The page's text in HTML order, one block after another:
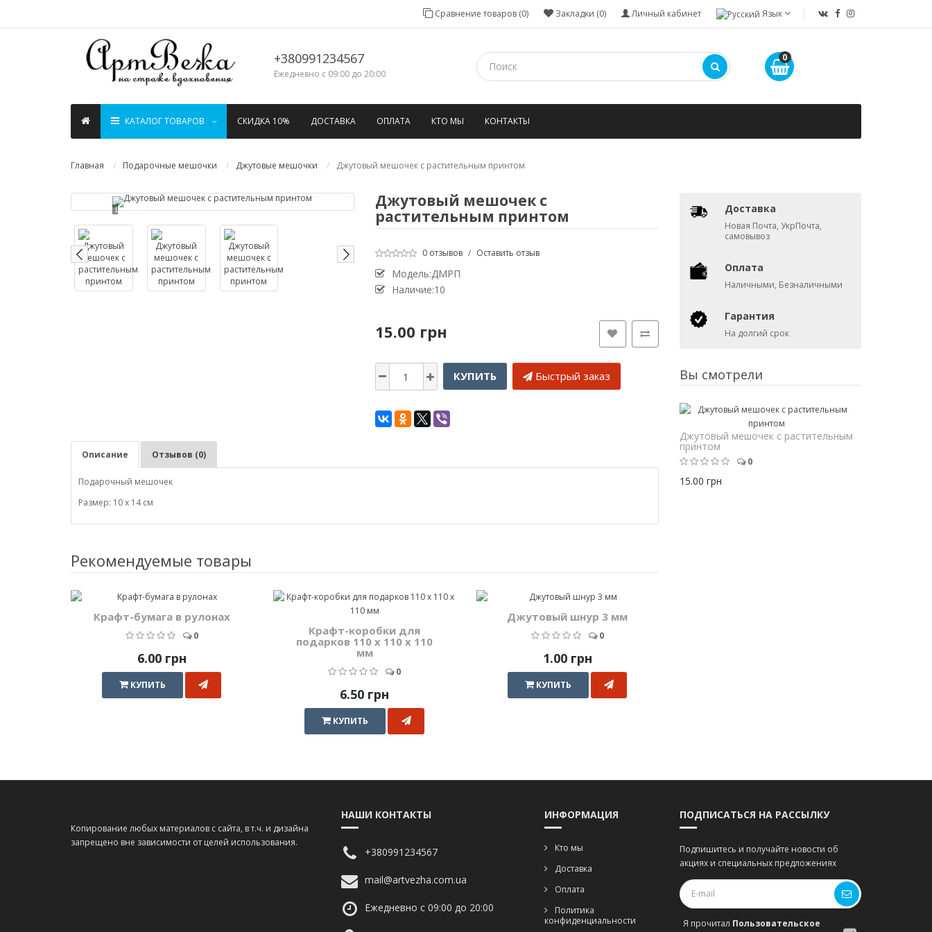
Язык
Личный кабинет
Закладки (0)
Сравнение товаров (0)
+380991234567
Ежедневно с 09:00 до 20:00
0
КАТАЛОГ ТОВАРОВ СКИДКА 10% ДОСТАВКА ОПЛАТА КТО МЫ КОНТАКТЫ
Главная Подарочные мешочки Джутовые мешочки Джутовый мешочек с растительным принтом
Loading...
Джутовый мешочек с
растительным принтом
0 отзывов / Оставить отзыв
Модель:ДМРП
Наличие:10
15.00 грн
КУПИТЬ Быстрый заказ
Описание Отзывов (0)
Подарочный мешочек
Размер: 10 х 14 см
Рекомендуемые товары
Крафт-бумага в рулонах
0
6.00 грн
КУПИТЬ
Крафт-коробки для
подарков 110 x 110 x 110
мм
0
6.50 грн
КУПИТЬ
Джутовый шнур 3 мм
0
1.00 грн
КУПИТЬ
Доставка
Новая Почта, УкрПочта,
самовывоз
Оплата
Наличными, Безналичными
Гарантия
На долгий срок
Вы смотрели
Джутовый мешочек с растительным
принтом
0
15.00 грн
Копирование любых материалов с сайта, в т.ч. и дизайна
запрещено вне зависимости от целей использования.
НАШИ КОНТАКТЫ
+380991234567
mail@artvezha.com.ua
Ежедневно с 09:00 до 20:00
ИНФОРМАЦИЯ
Кто мы
Доставка
Оплата
Политика
конфиденциальности
ПОДПИСАТЬСЯ НА РАССЫЛКУ
Подпишитесь и получайте новости об
акциях и специальных предложениях
Я прочитал Пользовательское